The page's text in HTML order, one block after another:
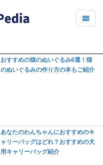
おすすめの猫のぬいぐるみ6選！猫
のぬいぐるみの作り方の本もご紹介
あなたのわんちゃんにおすすめのキ
ャリーバッグはどれ？おすすめの犬
用キャリーバッグ紹介